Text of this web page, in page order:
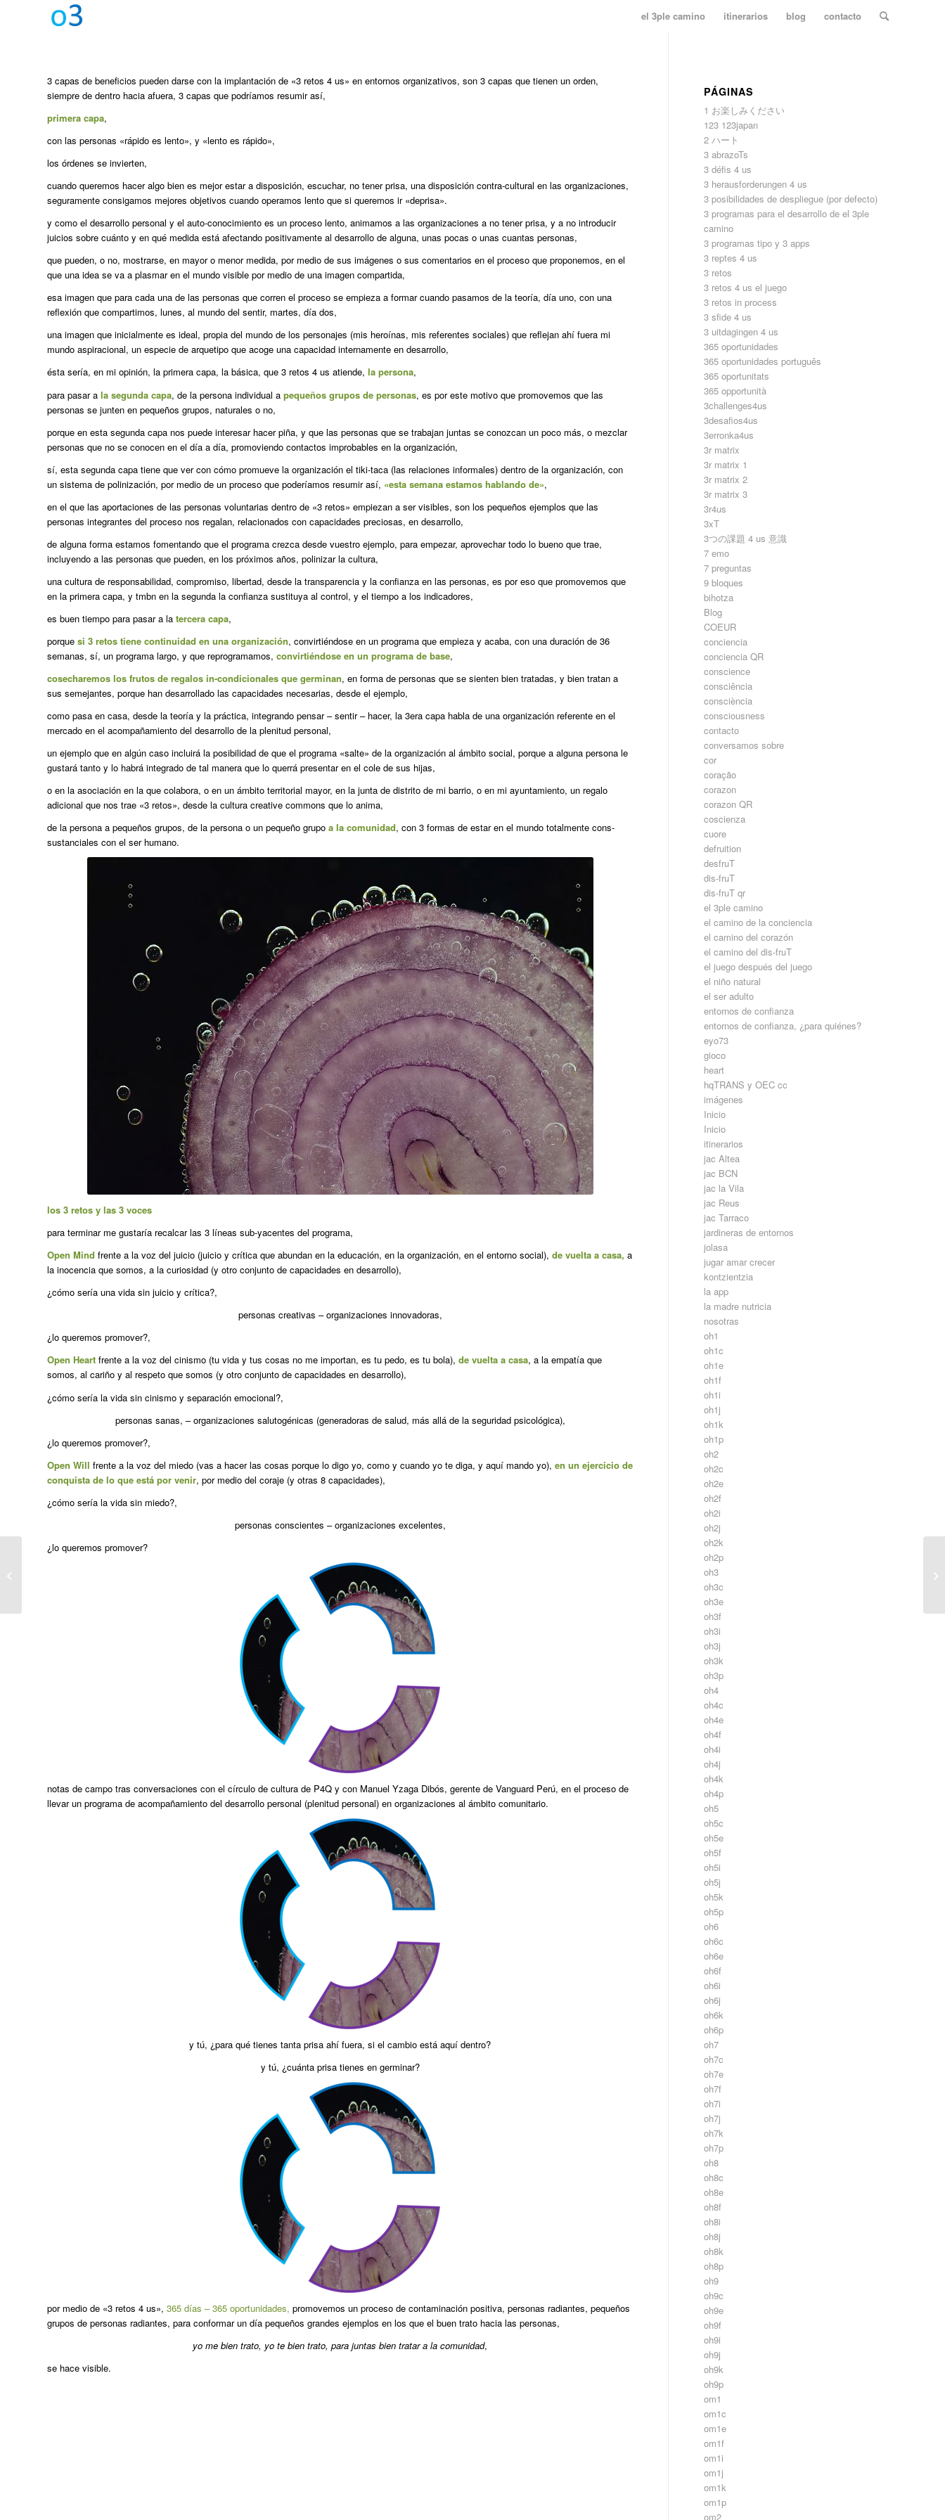
el 3ple camino itinerarios blog contacto
3 capas de beneficios pueden darse con la implantación de «3 retos 4 us» en entornos organizativos, son 3 capas que tienen un orden,
siempre de dentro hacia afuera, 3 capas que podríamos resumir así,
primera capa,
con las personas «rápido es lento», y «lento es rápido»,
los órdenes se invierten,
cuando queremos hacer algo bien es mejor estar a disposición, escuchar, no tener prisa, una disposición contra-cultural en las organizaciones,
seguramente consigamos mejores objetivos cuando operamos lento que si queremos ir «deprisa».
y como el desarrollo personal y el auto-conocimiento es un proceso lento, animamos a las organizaciones a no tener prisa, y a no introducir
juicios sobre cuánto y en qué medida está afectando positivamente al desarrollo de alguna, unas pocas o unas cuantas personas,
que pueden, o no, mostrarse, en mayor o menor medida, por medio de sus imágenes o sus comentarios en el proceso que proponemos, en el
que una idea se va a plasmar en el mundo visible por medio de una imagen compartida,
esa imagen que para cada una de las personas que corren el proceso se empieza a formar cuando pasamos de la teoría, día uno, con una
reflexión que compartimos, lunes, al mundo del sentir, martes, día dos,
una imagen que inicialmente es ideal, propia del mundo de los personajes (mis heroínas, mis referentes sociales) que reflejan ahí fuera mi
mundo aspiracional, un especie de arquetipo que acoge una capacidad internamente en desarrollo,
ésta sería, en mi opinión, la primera capa, la básica, que 3 retos 4 us atiende, la persona,
para pasar a la segunda capa, de la persona individual a pequeños grupos de personas, es por este motivo que promovemos que las
personas se junten en pequeños grupos, naturales o no,
porque en esta segunda capa nos puede interesar hacer piña, y que las personas que se trabajan juntas se conozcan un poco más, o mezclar
personas que no se conocen en el día a día, promoviendo contactos improbables en la organización,
sí, esta segunda capa tiene que ver con cómo promueve la organización el tiki-taca (las relaciones informales) dentro de la organización, con
un sistema de polinización, por medio de un proceso que poderíamos resumir así, «esta semana estamos hablando de»,
en el que las aportaciones de las personas voluntarias dentro de «3 retos» empiezan a ser visibles, son los pequeños ejemplos que las
personas integrantes del proceso nos regalan, relacionados con capacidades preciosas, en desarrollo,
de alguna forma estamos fomentando que el programa crezca desde vuestro ejemplo, para empezar, aprovechar todo lo bueno que trae,
incluyendo a las personas que pueden, en los próximos años, polinizar la cultura,
una cultura de responsabilidad, compromiso, libertad, desde la transparencia y la confianza en las personas, es por eso que promovemos que
en la primera capa, y tmbn en la segunda la confianza sustituya al control, y el tiempo a los indicadores,
es buen tiempo para pasar a la tercera capa,
porque si 3 retos tiene continuidad en una organización, convirtiéndose en un programa que empieza y acaba, con una duración de 36
semanas, sí, un programa largo, y que reprogramamos, convirtiéndose en un programa de base,
cosecharemos los frutos de regalos in-condicionales que germinan, en forma de personas que se sienten bien tratadas, y bien tratan a
sus semejantes, porque han desarrollado las capacidades necesarias, desde el ejemplo,
como pasa en casa, desde la teoría y la práctica, integrando pensar – sentir – hacer, la 3era capa habla de una organización referente en el
mercado en el acompañamiento del desarrollo de la plenitud personal,
un ejemplo que en algún caso incluirá la posibilidad de que el programa «salte» de la organización al ámbito social, porque a alguna persona le
gustará tanto y lo habrá integrado de tal manera que lo querrá presentar en el cole de sus hijas,
o en la asociación en la que colabora, o en un ámbito territorial mayor, en la junta de distrito de mi barrio, o en mi ayuntamiento, un regalo
adicional que nos trae «3 retos», desde la cultura creative commons que lo anima,
de la persona a pequeños grupos, de la persona o un pequeño grupo a la comunidad, con 3 formas de estar en el mundo totalmente cons-
sustanciales con el ser humano.
los 3 retos y las 3 voces
para terminar me gustaría recalcar las 3 líneas sub-yacentes del programa,
Open Mind frente a la voz del juicio (juicio y crítica que abundan en la educación, en la organización, en el entorno social), de vuelta a casa, a
la inocencia que somos, a la curiosidad (y otro conjunto de capacidades en desarrollo),
¿cómo sería una vida sin juicio y crítica?,
personas creativas – organizaciones innovadoras,
¿lo queremos promover?,
Open Heart frente a la voz del cinismo (tu vida y tus cosas no me importan, es tu pedo, es tu bola), de vuelta a casa, a la empatía que
somos, al cariño y al respeto que somos (y otro conjunto de capacidades en desarrollo),
¿cómo sería la vida sin cinismo y separación emocional?,
personas sanas, – organizaciones salutogénicas (generadoras de salud, más allá de la seguridad psicológica),
¿lo queremos promover?,
Open Will frente a la voz del miedo (vas a hacer las cosas porque lo digo yo, como y cuando yo te diga, y aquí mando yo), en un ejercicio de
conquista de lo que está por venir, por medio del coraje (y otras 8 capacidades),
¿cómo sería la vida sin miedo?,
personas conscientes – organizaciones excelentes,
¿lo queremos promover?
notas de campo tras conversaciones con el círculo de cultura de P4Q y con Manuel Yzaga Dibós, gerente de Vanguard Perú, en el proceso de
llevar un programa de acompañamiento del desarrollo personal (plenitud personal) en organizaciones al ámbito comunitario.
y tú, ¿para qué tienes tanta prisa ahí fuera, si el cambio está aquí dentro?
y tú, ¿cuánta prisa tienes en germinar?
por medio de «3 retos 4 us», 365 días – 365 oportunidades, promovemos un proceso de contaminación positiva, personas radiantes, pequeños
grupos de personas radiantes, para conformar un día pequeños grandes ejemplos en los que el buen trato hacia las personas,
yo me bien trato, yo te bien trato, para juntas bien tratar a la comunidad,
se hace visible.
PÁGINAS
1 お楽しみください
123 123japan
2 ハート
3 abrazoTs
3 défis 4 us
3 herausforderungen 4 us
3 posibilidades de despliegue (por defecto)
3 programas para el desarrollo de el 3ple
camino
3 programas tipo y 3 apps
3 reptes 4 us
3 retos
3 retos 4 us el juego
3 retos in process
3 sfide 4 us
3 uitdagingen 4 us
365 oportunidades
365 oportunidades português
365 oportunitats
365 opportunità
3challenges4us
3desafios4us
3erronka4us
3r matrix
3r matrix 1
3r matrix 2
3r matrix 3
3r4us
3xT
3つの課題 4 us 意識
7 emo
7 preguntas
9 bloques
bihotza
Blog
COEUR
conciencia
conciencia QR
conscience
consciência
consciència
consciousness
contacto
conversamos sobre
cor
coração
corazon
corazon QR
coscienza
cuore
defruition
desfruT
dis-fruT
dis-fruT qr
el 3ple camino
el camino de la conciencia
el camino del corazón
el camino del dis-fruT
el juego después del juego
el niño natural
el ser adulto
entornos de confianza
entornos de confianza, ¿para quiénes?
eyo73
gioco
heart
hqTRANS y OEC cc
imágenes
Inicio
Inicio
itinerarios
jac Altea
jac BCN
jac la Vila
jac Reus
jac Tarraco
jardineras de entornos
jolasa
jugar amar crecer
kontzientzia
la app
la madre nutricia
nosotras
oh1
oh1c
oh1e
oh1f
oh1i
oh1j
oh1k
oh1p
oh2
oh2c
oh2e
oh2f
oh2i
oh2j
oh2k
oh2p
oh3
oh3c
oh3e
oh3f
oh3i
oh3j
oh3k
oh3p
oh4
oh4c
oh4e
oh4f
oh4i
oh4j
oh4k
oh4p
oh5
oh5c
oh5e
oh5f
oh5i
oh5j
oh5k
oh5p
oh6
oh6c
oh6e
oh6f
oh6i
oh6j
oh6k
oh6p
oh7
oh7c
oh7e
oh7f
oh7i
oh7j
oh7k
oh7p
oh8
oh8c
oh8e
oh8f
oh8i
oh8j
oh8k
oh8p
oh9
oh9c
oh9e
oh9f
oh9i
oh9j
oh9k
oh9p
om1
om1c
om1e
om1f
om1i
om1j
om1k
om1p
om2